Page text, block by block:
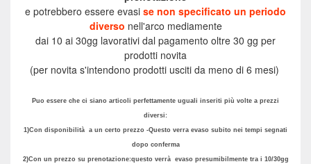
e potrebbero essere evasi se non specificato un periodo
diverso nell'arco mediamente
dai 10 ai 30gg lavorativi dal pagamento oltre 30 gg per
prodotti novita
(per novita s'intendono prodotti usciti da meno di 6 mesi)
Puo essere che ci siano articoli perfettamente uguali inseriti più volte a prezzi
diversi:
1)Con disponibilità a un certo prezzo -Questo verra evaso subito nei tempi segnati
dopo conferma
2)Con un prezzo su prenotazione:questo verrà evaso presumibilmente tra i 10/30gg